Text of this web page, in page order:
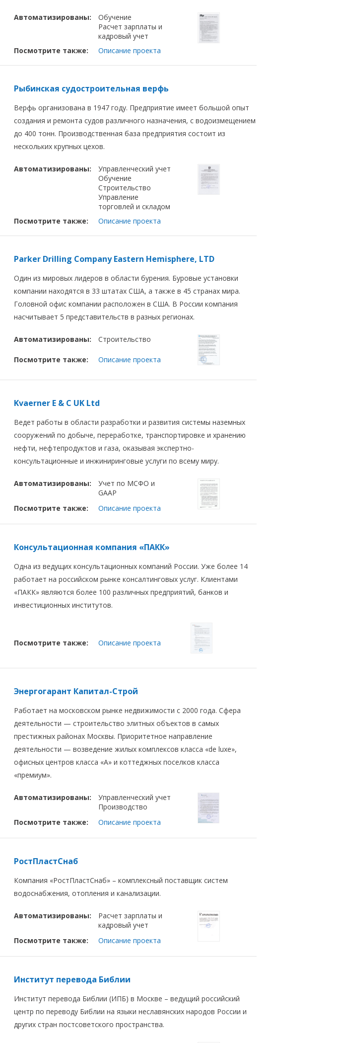
Автоматизированы:
Обучение
Расчет зарплаты и
кадровый учет
Посмотрите также:
Описание проекта
Рыбинская судостроительная верфь
Верфь организована в 1947 году. Предприятие имеет большой опыт
создания и ремонта судов различного назначения, с водоизмещением
до 400 тонн. Производственная база предприятия состоит из
нескольких крупных цехов.
Автоматизированы:
Управленческий учет
Обучение
Строительство
Управление
торговлей и складом
Посмотрите также:
Описание проекта
Parker Drilling Company Eastern Hemisphere, LTD
Один из мировых лидеров в области бурения. Буровые установки
компании находятся в 33 штатах США, а также в 45 странах мира.
Головной офис компании расположен в США. В России компания
насчитывает 5 представительств в разных регионах.
Автоматизированы: Строительство
Посмотрите также: Описание проекта
Kvaerner E & C UK Ltd
Ведет работы в области разработки и развития системы наземных
сооружений по добыче, переработке, транспортировке и хранению
нефти, нефтепродуктов и газа, оказывая экспертно-
консультационные и инжиниринговые услуги по всему миру.
Автоматизированы:
Учет по МСФО и
GAAP
Посмотрите также:
Описание проекта
Консультационная компания «ПАКК»
Одна из ведущих консультационных компаний России. Уже более 14
работает на российском рынке консалтинговых услуг. Клиентами
«ПАКК» являются более 100 различных предприятий, банков и
инвестиционных институтов.
Посмотрите также: Описание проекта
Энергогарант Капитал-Строй
Работает на московском рынке недвижимости с 2000 года. Сфера
деятельности — строительство элитных объектов в самых
престижных районах Москвы. Приоритетное направление
деятельности — возведение жилых комплексов класса «de luxe»,
офисных центров класса «А» и коттеджных поселков класса
«премиум».
Автоматизированы:
Управленческий учет
Производство
Посмотрите также:
Описание проекта
РостПластСнаб
Компания «РостПластСнаб» – комплексный поставщик систем
водоснабжения, отопления и канализации.
Автоматизированы:
Расчет зарплаты и
кадровый учет
Посмотрите также:
Описание проекта
Институт перевода Библии
Институт перевода Библии (ИПБ) в Москве – ведущий российский
центр по переводу Библии на языки неславянских народов России и
других стран постсоветского пространства.